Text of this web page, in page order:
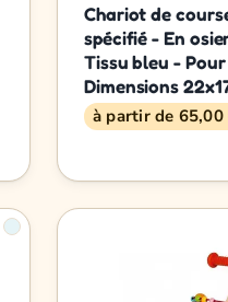
Chariot de
spécifié - En
Tissu bleu -
Dimensions
à partir de 65,00